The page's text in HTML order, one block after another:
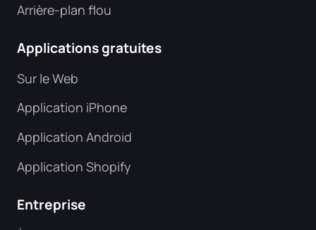
Arrière-plan flou
Applications gratuites
Sur le Web
Application iPhone
Application Android
Application Shopify
Entreprise